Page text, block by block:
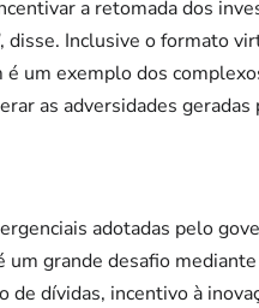
a retomada dos
Inclusive o formato
um exemplo dos
as adversidades
adotadas pelo
grande desafio
dívidas, incentivo à